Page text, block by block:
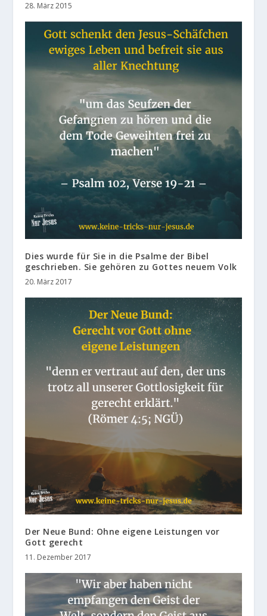
28. März 2015
Dies wurde für Sie in die Psalme der Bibel
geschrieben. Sie gehören zu Gottes neuem Volk
20. März 2017
Der Neue Bund: Ohne eigene Leistungen vor
Gott gerecht
11. Dezember 2017